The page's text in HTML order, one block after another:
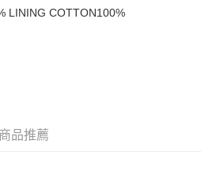
LINING COTTON100%
商品推薦